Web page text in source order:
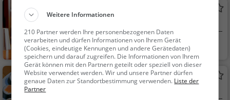
Dresden
Bar, Bier, Wein, Sn
acks / Getränke
Chopsticks
Weitere Informationen
210 Partner werden Ihre personenbezogenen Daten
verarbeiten und dürfen Informationen von Ihrem Gerät
(Cookies, eindeutige Kennungen und andere Gerätedaten)
speichern und darauf zugreifen. Die Informationen von Ihrem
Gerät können mit den Partnern geteilt oder speziell von dieser
Website verwendet werden. Wir und unsere Partner dürfen
genaue Daten zur Standortbestimmung verwenden. Liste der
Partner